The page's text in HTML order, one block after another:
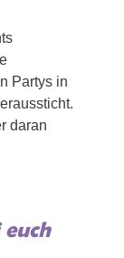
Partys in
daran